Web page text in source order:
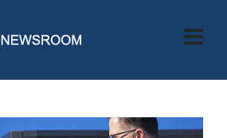
PRESS> DELL PREUZEO TVRTKU EMC